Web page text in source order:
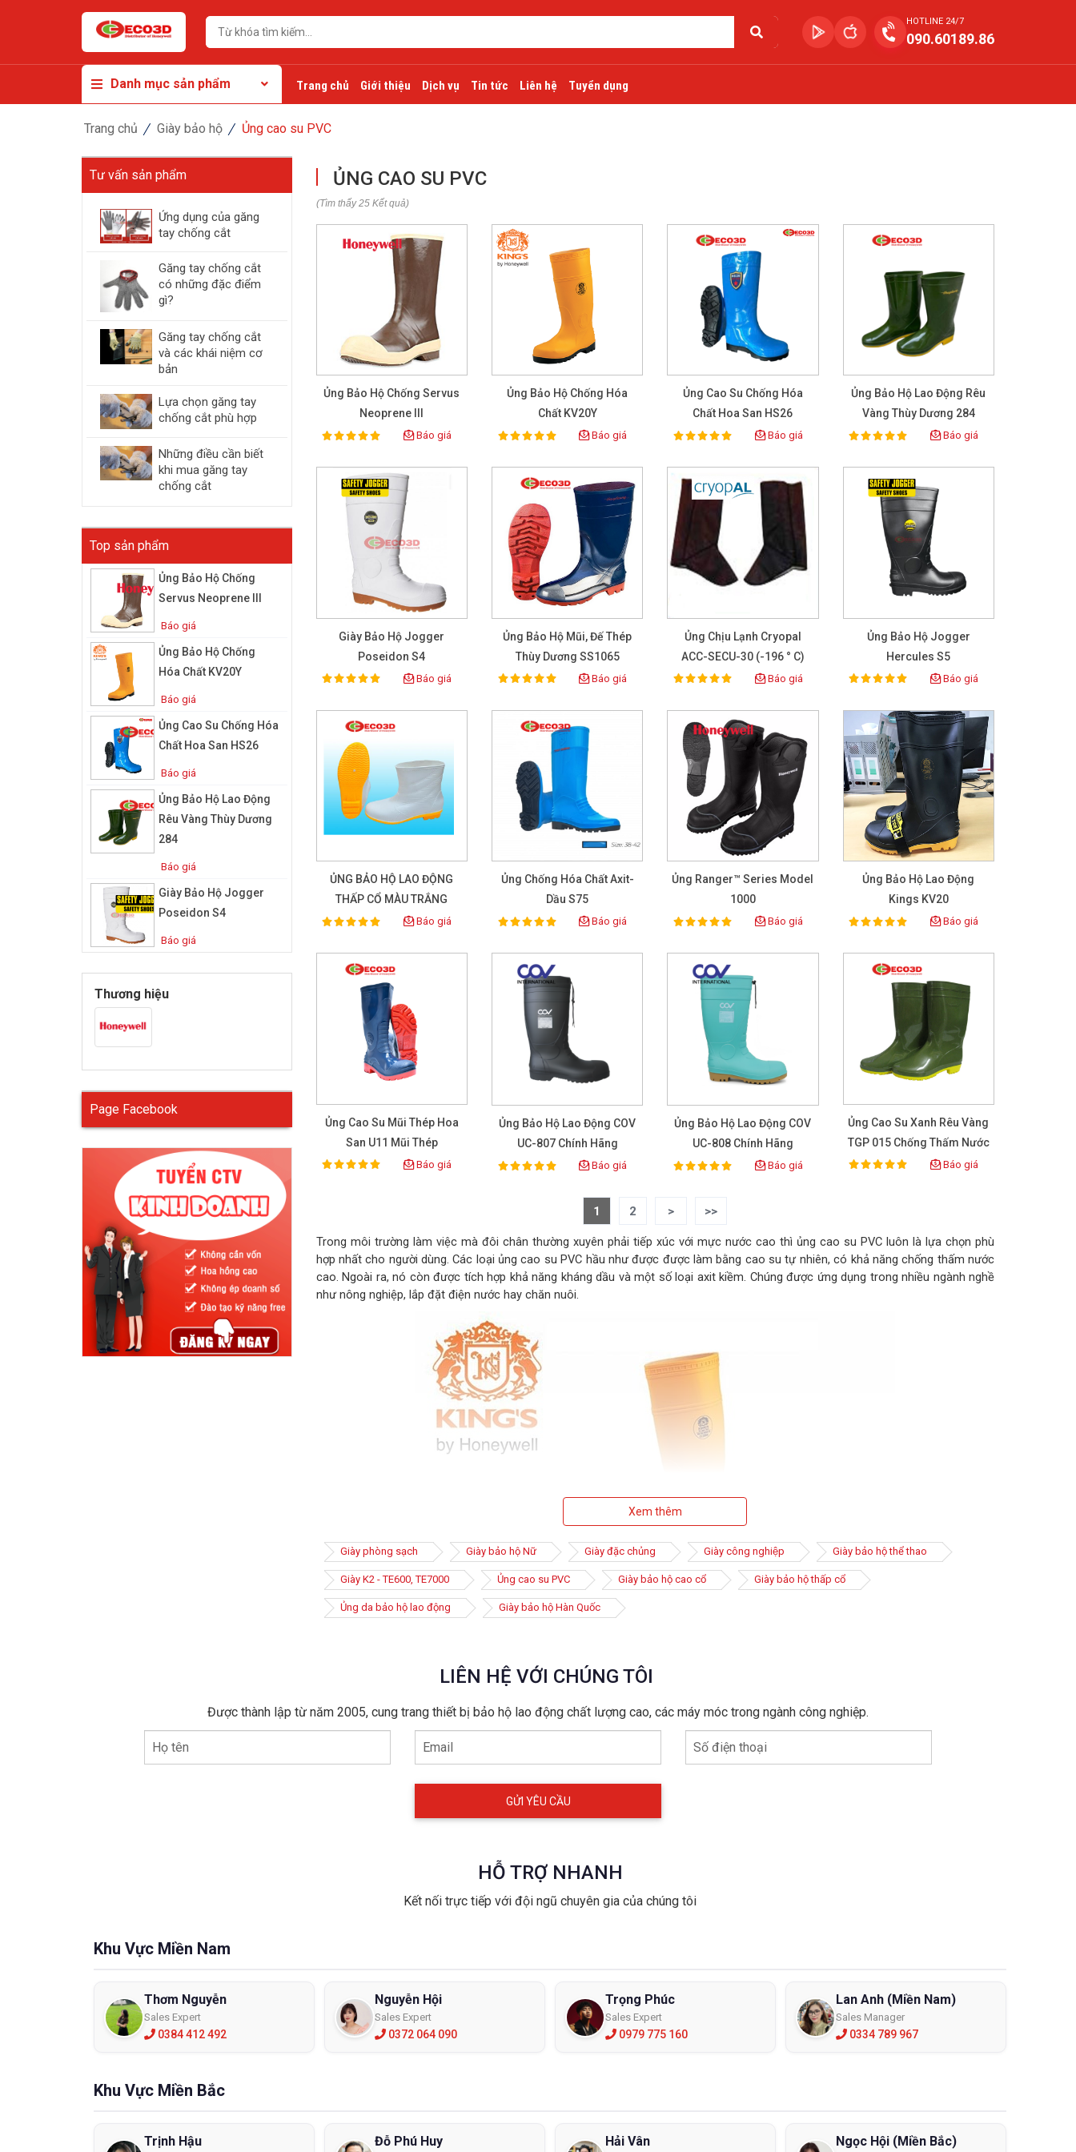
HOTLINE 24/7
090.60189.86
Danh mục sản phẩm Trang chủ Giới thiệu Dịch vụ Tin tức Liên hệ Tuyển dụng
Trang chủ Giày bảo hộ Ủng cao su PVC
Tư vấn sản phẩm
Ứng dụng của găng
tay chống cắt
Găng tay chống cắt
có những đặc điểm
gì?
Găng tay chống cắt
và các khái niệm cơ
bản
Lựa chọn găng tay
chống cắt phù hợp
Những điều cần biết
khi mua găng tay
chống cắt
Top sản phẩm
Ủng Bảo Hộ Chống
Servus Neoprene III
Báo giá
Ủng Bảo Hộ Chống
Hóa Chất KV20Y
Báo giá
Ủng Cao Su Chống Hóa
Chất Hoa San HS26
Báo giá
Ủng Bảo Hộ Lao Động
Rêu Vàng Thùy Dương
284
Báo giá
Giày Bảo Hộ Jogger
Poseidon S4
Báo giá
Thương hiệu
Page Facebook
ỦNG CAO SU PVC
(Tìm thấy 25 Kết quả)
Ủng Bảo Hộ Chống Servus
Neoprene III
Rating:
100% Báo giá
Ủng Bảo Hộ Chống Hóa
Chất KV20Y
Rating:
100% Báo giá
Ủng Cao Su Chống Hóa
Chất Hoa San HS26
Rating:
100% Báo giá
Ủng Bảo Hộ Lao Động Rêu
Vàng Thùy Dương 284
Rating:
100% Báo giá
Giày Bảo Hộ Jogger
Poseidon S4
Rating:
100% Báo giá
Ủng Bảo Hộ Mũi, Đế Thép
Thùy Dương SS1065
Rating:
100% Báo giá
Ủng Chịu Lạnh Cryopal
ACC-SECU-30 (-196 ° C)
Rating:
100% Báo giá
Ủng Bảo Hộ Jogger
Hercules S5
Rating:
100% Báo giá
ỦNG BẢO HỘ LAO ĐỘNG
THẤP CỔ MÀU TRẮNG
Rating:
100% Báo giá
Ủng Chống Hóa Chất Axit-
Dầu S75
Rating:
100% Báo giá
Ủng Ranger™ Series Model
1000
Rating:
100% Báo giá
Ủng Bảo Hộ Lao Động
Kings KV20
Rating:
100% Báo giá
Ủng Cao Su Mũi Thép Hoa
San U11 Mũi Thép
Rating:
100% Báo giá
Ủng Bảo Hộ Lao Động COV
UC-807 Chính Hãng
Rating:
100% Báo giá
Ủng Bảo Hộ Lao Động COV
UC-808 Chính Hãng
Rating:
100% Báo giá
Ủng Cao Su Xanh Rêu Vàng
TGP 015 Chống Thấm Nước
Rating:
100% Báo giá
1 2 > >>
Trong môi trường làm việc mà đôi chân thường xuyên phải tiếp xúc với mực nước cao thì ủng cao su PVC luôn là lựa chọn phù
hợp nhất cho người dùng. Các loại ủng cao su PVC hầu như được được làm bằng cao su tự nhiên, có khả năng chống thấm nước
cao. Ngoài ra, nó còn được tích hợp khả năng kháng dầu và một số loại axit kiềm. Chúng được ứng dụng trong nhiều ngành nghề
như nông nghiệp, lắp đặt điện nước hay chăn nuôi.
+ Với những người phụ hồ, thợ xây thì những đôi ủng cao su cao cổ đến đầu gối sẽ giúp người lao động tránh được bụi bẩn, nước
thấm vào da, vôi vữa, xi măng,…ngấm vào da chân.
+ Những vụ mùa màng khi cần phải xuống đồng đi cấy, đi gặt người nông dân rất cần đến những đôi ủng cao su cao cổ đến tận
- Được làm bằng chất liệu cao su PVC chịu lực chất lượng cao, khi đi vào sẽ không bị thấm nước
- Đế ủng dày, tạo ma sát tốt có thể chống trơn trượt, dầu, mỡ… tránh được sự đâm xuyên của các vật thể sắc nhọn như đinh, các
trong có lớp lưới tản tạo cảm giác thật vừa khít cho bàn chân, giúp người lao động đi lại dễ dàng…
Xem thêm
Giày phòng sạch Giày bảo hộ Nữ Giày đặc chủng Giày công nghiệp Giày bảo hộ thể thao
Giày K2 - TE600, TE7000 Ủng cao su PVC Giày bảo hộ cao cổ Giày bảo hộ thấp cổ
Ủng da bảo hộ lao động Giày bảo hộ Hàn Quốc
LIÊN HỆ VỚI CHÚNG TÔI
Được thành lập từ năm 2005, cung trang thiết bị bảo hộ lao động chất lượng cao, các máy móc trong ngành công nghiệp.
Họ tên Email Số điện thoại
HỖ TRỢ NHANH
Kết nối trực tiếp với đội ngũ chuyên gia của chúng tôi
Khu Vực Miền Nam
Thơm Nguyễn
Sales Expert
0384 412 492
Nguyễn Hội
Sales Expert
0372 064 090
Trọng Phúc
Sales Expert
0979 775 160
Lan Anh (Miền Nam)
Sales Manager
0334 789 967
Khu Vực Miền Bắc
Trịnh Hậu Đỗ Phú Huy Hải Vân Ngọc Hội (Miền Bắc)